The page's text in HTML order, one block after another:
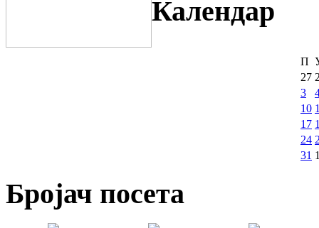
Календар
П
27
3
10
17
24
31
Бројач посета